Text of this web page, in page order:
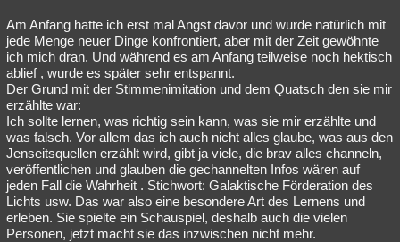
Am Anfang hatte ich erst mal Angst davor und wurde natürlich mit
jede Menge neuer Dinge konfrontiert, aber mit der Zeit gewöhnte
ich mich dran. Und während es am Anfang teilweise noch hektisch
ablief , wurde es später sehr entspannt.
Der Grund mit der Stimmenimitation und dem Quatsch den sie mir
erzählte war:
Ich sollte lernen, was richtig sein kann, was sie mir erzählte und
was falsch. Vor allem das ich auch nicht alles glaube, was aus den
Jenseitsquellen erzählt wird, gibt ja viele, die brav alles channeln,
veröffentlichen und glauben die gechannelten Infos wären auf
jeden Fall die Wahrheit . Stichwort: Galaktische Förderation des
Lichts usw. Das war also eine besondere Art des Lernens und
erleben. Sie spielte ein Schauspiel, deshalb auch die vielen
Personen, jetzt macht sie das inzwischen nicht mehr.